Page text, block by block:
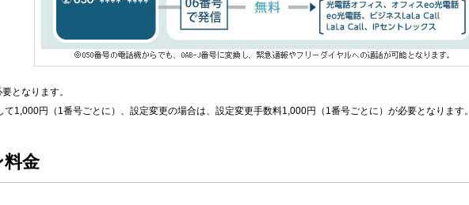
となります。
て1,000円（1番号ごとに）、設定変更の場合は、設定変更手数料1,000円（1番号ごとに）が必要となります。
金